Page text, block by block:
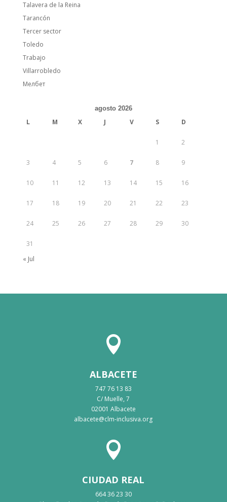
Talavera de la Reina
Tarancón
Tercer sector
Toledo
Trabajo
Villarrobledo
Мелбет
agosto 2026
L M X J V S D
1 2
3 4 5 6 7 8 9
10 11 12 13 14 15 16
17 18 19 20 21 22 23
24 25 26 27 28 29 30
31
« Jul

ALBACETE
747 76 13 83
C/ Muelle, 7
02001 Albacete
albacete@clm-inclusiva.org

CIUDAD REAL
664 36 23 30